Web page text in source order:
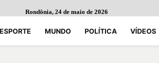
Rondônia, 24 de maio de 2026
ESPORTE MUNDO POLÍTICA VÍDEOS